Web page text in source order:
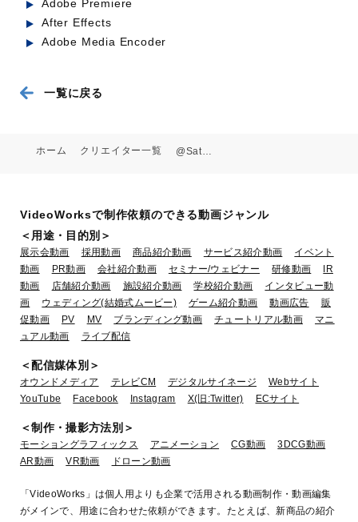
Adobe Premiere
After Effects
Adobe Media Encoder
一覧に戻る
ホーム クリエイター一覧 @Satoshi.Ishikawa
VideoWorksで制作依頼のできる動画ジャンル
＜用途・目的別＞
展示会動画 採用動画 商品紹介動画 サービス紹介動画
イベント
動画
PR動画 会社紹介動画 セミナー/ウェビナー 研修動画
IR
動画
店舗紹介動画 施設紹介動画 学校紹介動画
インタビュー動
画
ウェディング(結婚式ムービー) ゲーム紹介動画 動画広告
販
促動画
PV MV ブランディング動画 チュートリアル動画
マニ
ュアル動画
ライブ配信
＜配信媒体別＞
オウンドメディア テレビCM デジタルサイネージ
Webサイト
YouTube
Facebook Instagram X(旧:Twitter) ECサイト
＜制作・撮影方法別＞
モーショングラフィックス アニメーション CG動画
3DCG動画
AR動画
VR動画 ドローン動画
「VideoWorks」は個人用よりも企業で活用される動画制作・動画編集
がメインで、用途に合わせた依頼ができます。たとえば、新商品の紹介